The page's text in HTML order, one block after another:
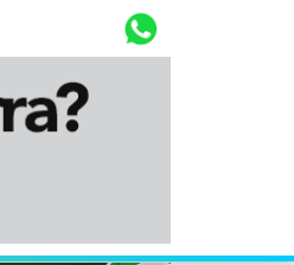
Diário Corumbaense